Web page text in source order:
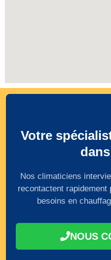
Votre
Nos climaticiens
recontactent
besoins en
NOUS